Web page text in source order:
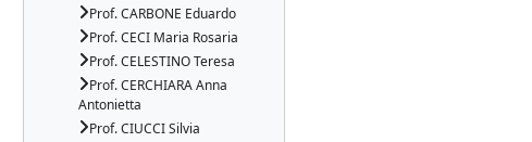
Prof. CARBONE Eduardo
Prof. CECI Maria Rosaria
Prof. CELESTINO Teresa
Prof. CERCHIARA Anna
Antonietta
Prof. CIUCCI Silvia